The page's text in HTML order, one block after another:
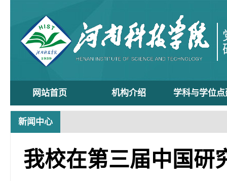
网站首页 机构介绍 学科与学位点
新闻中心
我校在第三届中国研